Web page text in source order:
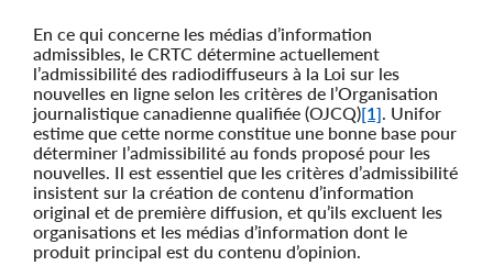
En ce qui concerne les médias d’information
admissibles, le CRTC détermine actuellement
l’admissibilité des radiodiffuseurs à la Loi sur les
nouvelles en ligne selon les critères de l’Organisation
journalistique canadienne qualifiée (OJCQ)[1]. Unifor
estime que cette norme constitue une bonne base pour
déterminer l’admissibilité au fonds proposé pour les
nouvelles. Il est essentiel que les critères d’admissibilité
insistent sur la création de contenu d’information
original et de première diffusion, et qu’ils excluent les
organisations et les médias d’information dont le
produit principal est du contenu d’opinion.